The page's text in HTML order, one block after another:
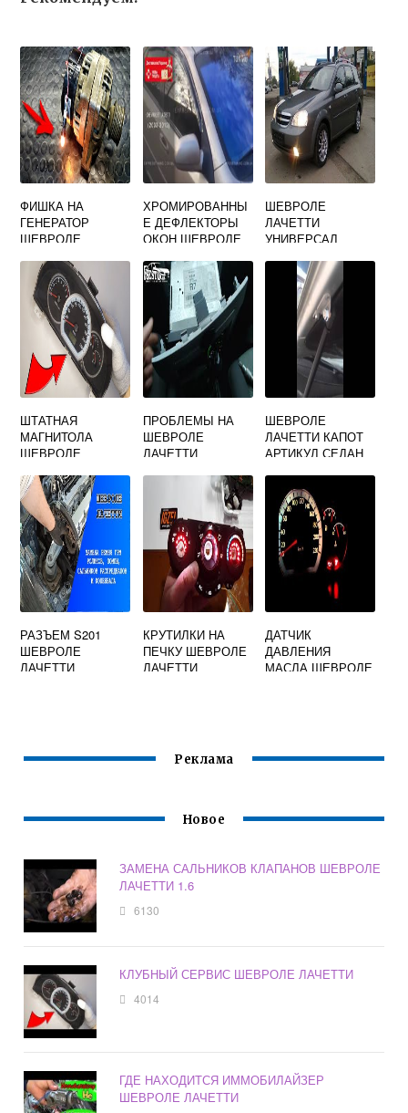
ФИШКА НА
ГЕНЕРАТОР
ШЕВРОЛЕ
ХРОМИРОВАННЫ
Е ДЕФЛЕКТОРЫ
ОКОН ШЕВРОЛЕ
ШЕВРОЛЕ
ЛАЧЕТТИ
УНИВЕРСАЛ
ШТАТНАЯ
МАГНИТОЛА
ШЕВРОЛЕ
ПРОБЛЕМЫ НА
ШЕВРОЛЕ
ЛАЧЕТТИ
ШЕВРОЛЕ
ЛАЧЕТТИ КАПОТ
АРТИКУЛ СЕДАН
РАЗЪЕМ S201
ШЕВРОЛЕ
ЛАЧЕТТИ
КРУТИЛКИ НА
ПЕЧКУ ШЕВРОЛЕ
ЛАЧЕТТИ
ДАТЧИК
ДАВЛЕНИЯ
МАСЛА ШЕВРОЛЕ
Реклама
Новое
ЗАМЕНА САЛЬНИКОВ КЛАПАНОВ ШЕВРОЛЕ
ЛАЧЕТТИ 1.6
6130
КЛУБНЫЙ СЕРВИС ШЕВРОЛЕ ЛАЧЕТТИ
4014
ГДЕ НАХОДИТСЯ ИММОБИЛАЙЗЕР
ШЕВРОЛЕ ЛАЧЕТТИ